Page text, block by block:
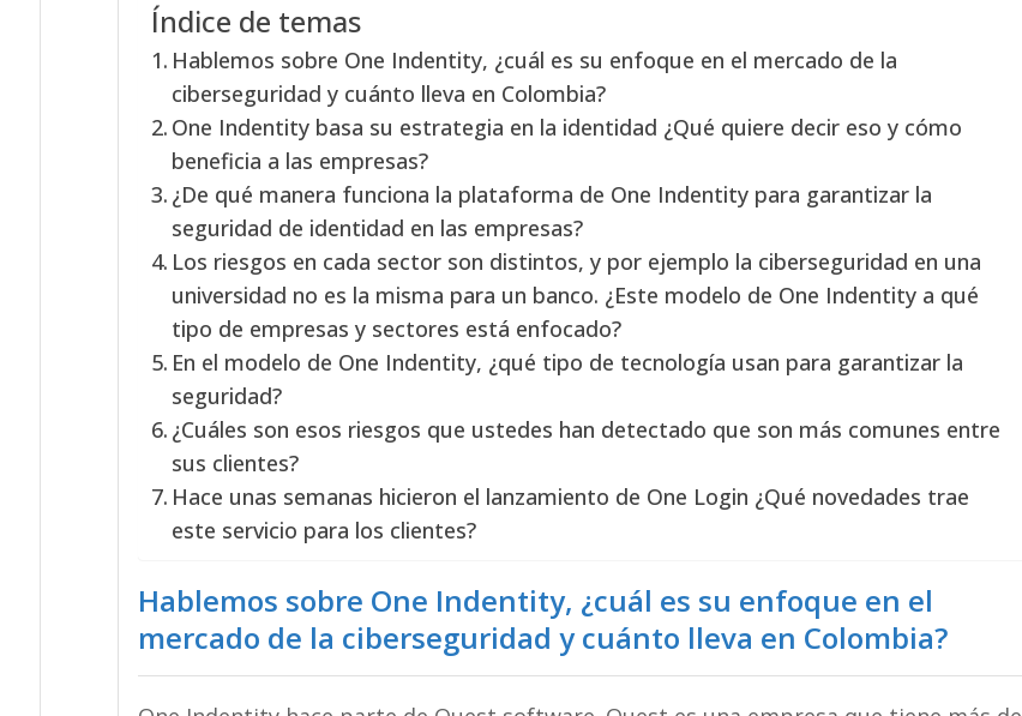
Índice de temas
Hablemos sobre One Indentity, ¿cuál es su enfoque en el mercado de la
ciberseguridad y cuánto lleva en Colombia?
One Indentity basa su estrategia en la identidad ¿Qué quiere decir eso y cómo
beneficia a las empresas?
¿De qué manera funciona la plataforma de One Indentity para garantizar la
seguridad de identidad en las empresas?
Los riesgos en cada sector son distintos, y por ejemplo la ciberseguridad en una
universidad no es la misma para un banco. ¿Este modelo de One Indentity a qué
tipo de empresas y sectores está enfocado?
En el modelo de One Indentity, ¿qué tipo de tecnología usan para garantizar la
seguridad?
¿Cuáles son esos riesgos que ustedes han detectado que son más comunes entre
sus clientes?
Hace unas semanas hicieron el lanzamiento de One Login ¿Qué novedades trae
este servicio para los clientes?
Hablemos sobre One Indentity, ¿cuál es su enfoque en el
mercado de la ciberseguridad y cuánto lleva en Colombia?